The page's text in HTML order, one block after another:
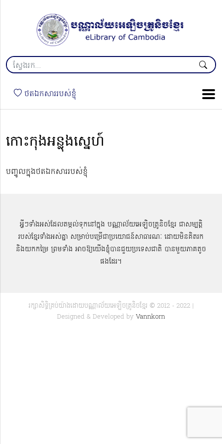
ថតឯកសាររបស់ខ្ញុំ
កោះកុងអន្លុងស្នេហ៍​
បញ្ចូលក្នុងថតឯកសាររបស់ខ្ញុំ
អ្វីៗទាំងអស់ដែលតម្កល់ទុកនៅក្នុង បណ្ណាល័យអេឡិចត្រូនិចខ្មែរ ជាសម្បតិ្ត
របស់ខ្មែរទាំងអស់គ្នា សម្រាប់បម្រើជាប្រយោជន៍សាធារណៈ ដោយមិនគិតរក
និងយកកម្រៃ ព្រមទាំង អាចឱ្យយើងខ្ញុំបានជួយប្រទេសជាតិ បានមួយភាគតូច
ផងដែរ។
រក្សាសិទ្ធិគ្រប់យ៉ាងដោយបណ្ណាល័យអេឡិចត្រូនិចខ្មែរ © 2012 - 2022 |
Designed & Developed by Vannkorn